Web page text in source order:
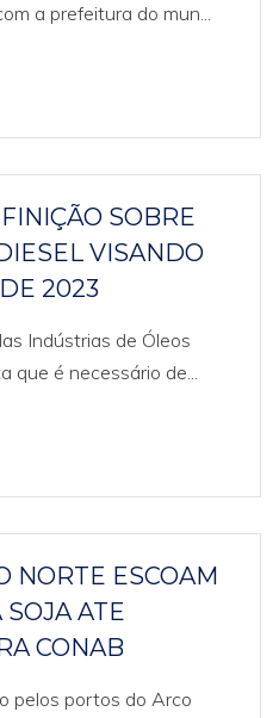
a prefeitura do mun...
SOBRE
VISANDO
2023
Indústrias de Óleos
que é necessário de...
NORTE ESCOAM
ATE
CONAB
pelos portos do Arco